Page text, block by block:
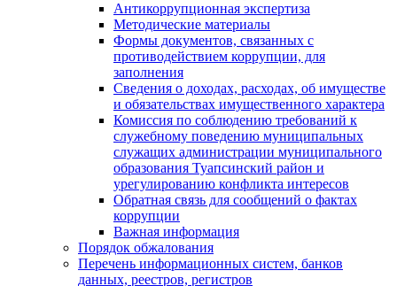
Антикоррупционная экспертиза
Методические материалы
Формы документов, связанных с
противодействием коррупции, для
заполнения
Сведения о доходах, расходах, об имуществе
и обязательствах имущественного характера
Комиссия по соблюдению требований к
служебному поведению муниципальных
служащих администрации муниципального
образования Туапсинский район и
урегулированию конфликта интересов
Обратная связь для сообщений о фактах
коррупции
Важная информация
Порядок обжалования
Перечень информационных систем, банков
данных, реестров, регистров